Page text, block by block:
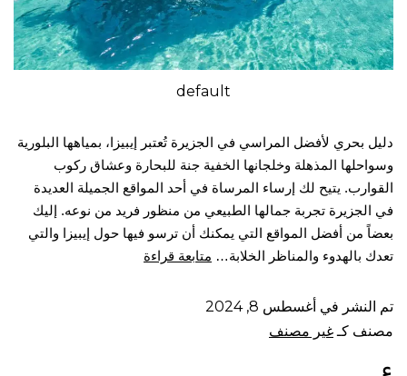
default
دليل بحري لأفضل المراسي في الجزيرة تُعتبر إيبيزا، بمياهها البلورية
وسواحلها المذهلة وخلجانها الخفية جنة للبحارة وعشاق ركوب
القوارب. يتيح لك إرساء المرساة في أحد المواقع الجميلة العديدة
في الجزيرة تجربة جمالها الطبيعي من منظور فريد من نوعه. إليك
بعضاً من أفضل المواقع التي يمكنك أن ترسو فيها حول إيبيزا والتي
تعدك بالهدوء والمناظر الخلابة… متابعة قراءة
تم النشر في أغسطس 8, 2024
مصنف كـغير مصنف